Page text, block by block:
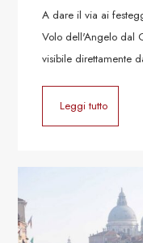
A dare il via ai
Volo dell'Angelo dal
visibile direttamente
Leggi tutto